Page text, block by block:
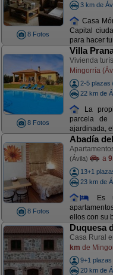
8 Fotos
3 km de
Casa
Capital
para hacer
8 Fotos
Villa
Vivienda
Mingorría
2-5 plazas
22 km de
La
parcela
ajardinada,
8 Fotos
Abadía
(Ávila) a
13+1
23 km de
Es
ellos con su
Duquesa
Casa Rural
km de
9+1 plazas
20 km de